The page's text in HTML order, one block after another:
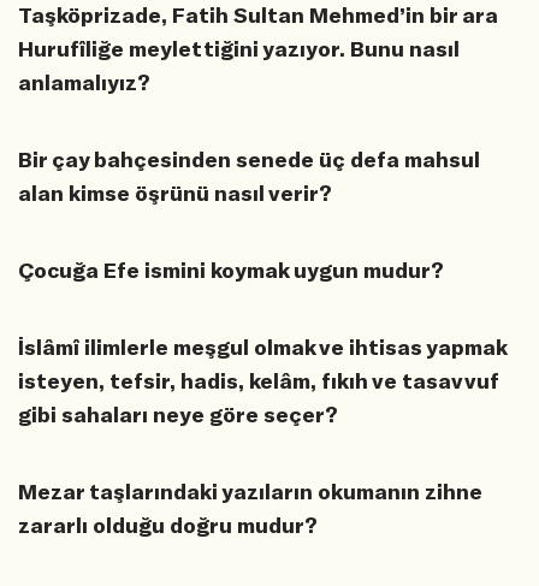
Taşköprizade, Fatih Sultan Mehmed’in bir ara
Hurufîliğe meylettiğini yazıyor. Bunu nasıl
anlamalıyız?
Bir çay bahçesinden senede üç defa mahsul
alan kimse öşrünü nasıl verir?
Çocuğa Efe ismini koymak uygun mudur?
İslâmî ilimlerle meşgul olmak ve ihtisas yapmak
isteyen, tefsir, hadis, kelâm, fıkıh ve tasavvuf
gibi sahaları neye göre seçer?
Mezar taşlarındaki yazıların okumanın zihne
zararlı olduğu doğru mudur?